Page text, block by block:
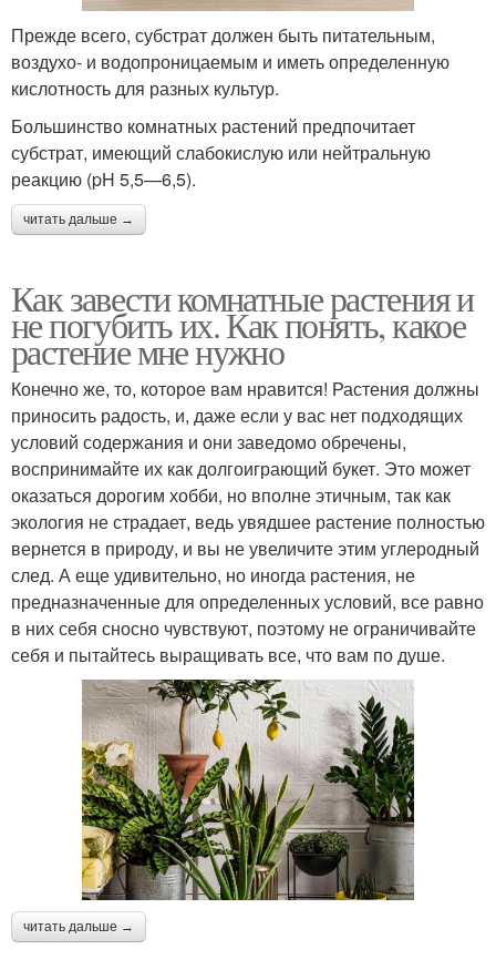
Прежде всего, субстрат должен быть питательным,
воздухо- и водопроницаемым и иметь определенную
кислотность для разных культур.
Большинство комнатных растений предпочитает
субстрат, имеющий слабокислую или нейтральную
реакцию (pH 5,5—6,5).
читать дальше →
Как завести комнатные растения и
не погубить их. Как понять, какое
растение мне нужно
Конечно же, то, которое вам нравится! Растения должны
приносить радость, и, даже если у вас нет подходящих
условий содержания и они заведомо обречены,
воспринимайте их как долгоиграющий букет. Это может
оказаться дорогим хобби, но вполне этичным, так как
экология не страдает, ведь увядшее растение полностью
вернется в природу, и вы не увеличите этим углеродный
след. А еще удивительно, но иногда растения, не
предназначенные для определенных условий, все равно
в них себя сносно чувствуют, поэтому не ограничивайте
себя и пытайтесь выращивать все, что вам по душе.
читать дальше →